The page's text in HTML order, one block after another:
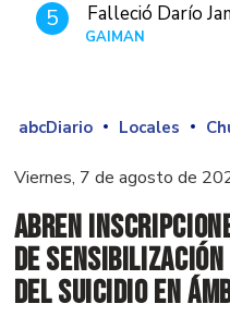
5 Falleció Darío
GAIMAN
abcDiario Locales
Viernes, 7 de agosto de
Abren
de
del suicidio en